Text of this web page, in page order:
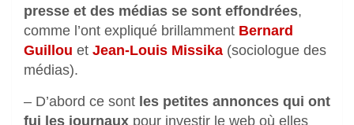
presse et des médias se sont effondrées,
comme l’ont expliqué brillamment Bernard
Guillou et Jean-Louis Missika (sociologue des
médias).
– D’abord ce sont les petites annonces qui ont
fui les journaux pour investir le web où elles